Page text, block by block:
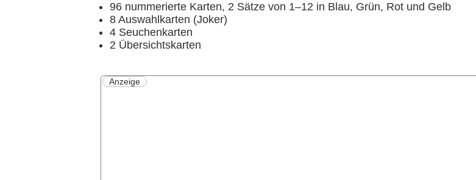
96 nummerierte Karten, 2 Sätze von 1–12 in Blau, Grün, Rot und Gelb
8 Auswahlkarten (Joker)
4 Seuchenkarten
2 Übersichtskarten
Anzeige